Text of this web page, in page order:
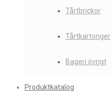
Tårtbrickor
Tårtkartonger
Bageri övrigt
Produktkatalog